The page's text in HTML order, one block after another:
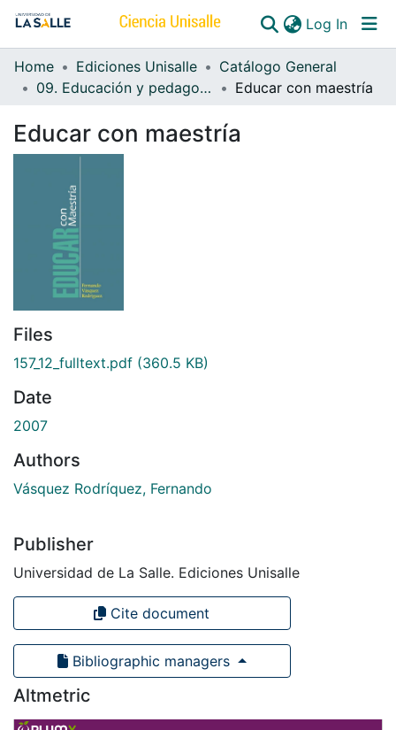
Log In
Communities & Collections
Home Ediciones Unisalle
Catálogo General
09. Educación y pedagogía
Educar con maestría
Educar con maestría
Files
157_12_fulltext.pdf (360.5 KB)
Date
2007
Authors
Vásquez Rodríquez, Fernando
Publisher
Universidad de La Salle. Ediciones Unisalle
Cite document
Bibliographic managers
Altmetric